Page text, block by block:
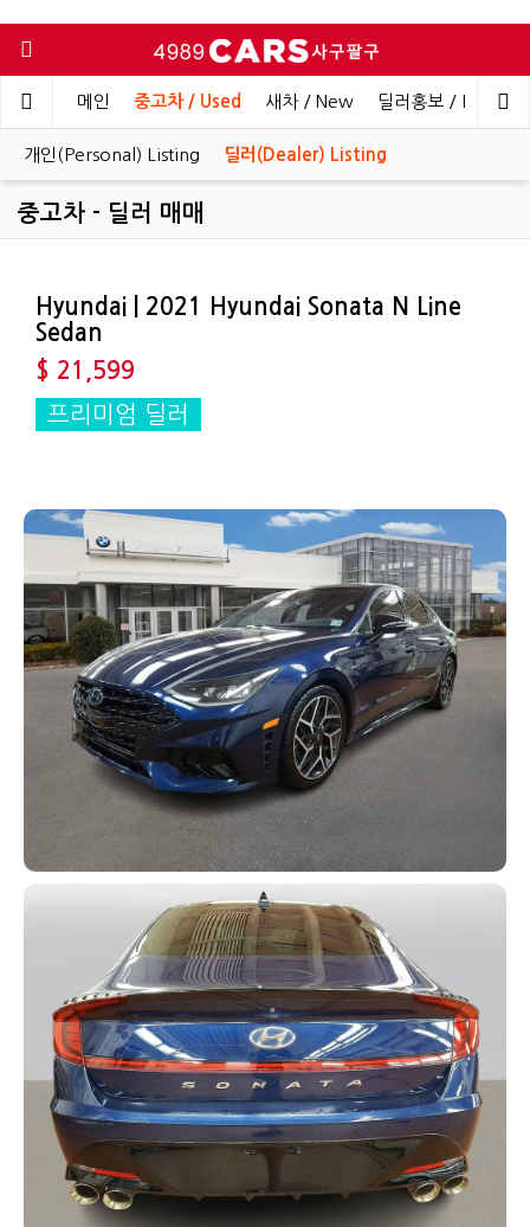
메인 중고차 / Used 새차 / New 딜러홍보 / Dealer
개인(Personal) Listing 딜러(Dealer) Listing
중고차 - 딜러 매매
Hyundai | 2021 Hyundai Sonata N Line
Sedan
$ 21,599
프리미엄 딜러